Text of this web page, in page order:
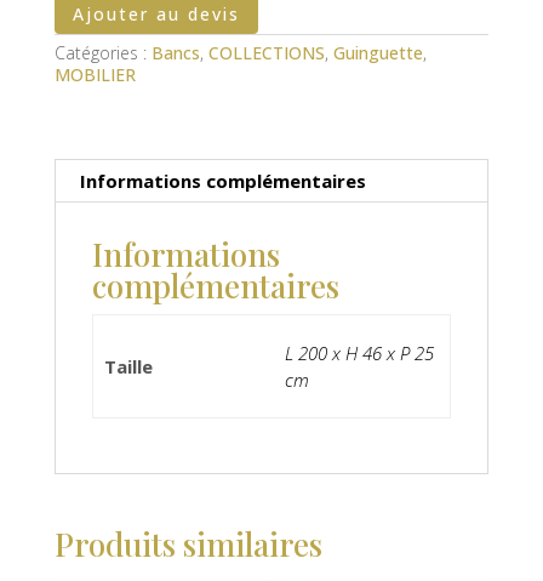
Ajouter au devis
Catégories : Bancs, COLLECTIONS, Guinguette,
MOBILIER
Informations complémentaires
Informations
complémentaires
Taille
L 200 x H 46 x P 25
cm
Produits similaires